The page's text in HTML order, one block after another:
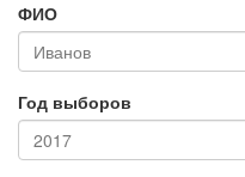
ФИО
Год выборов